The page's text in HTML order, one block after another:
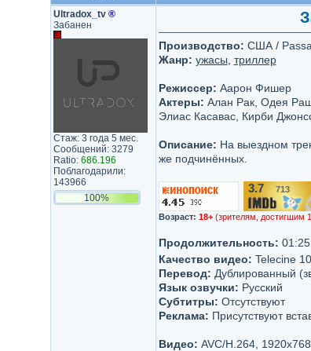
Ultradox_tv ®
Забанен
Стаж: 3 года 5 мес.
Сообщений: 3279
Ratio: 686.196
Поблагодарили:
143966
100%
Производство: США /
Жанр: ужасы триллер
Режиссер: Аарон Фишер
Актеры: Алан Рак, Одея
Элиас Касавас, Кирби
Описание: На выездном
же подчинённых.
3.7 713
Возраст: 18+ (зрителям, достигшим
Продолжительность:
Качество видео: Telecine
Перевод: Дублированный
Язык озвучки: Русский
Субтитры: Отсутствуют
Реклама: Присутствуют
Видео: AVC/H.264,